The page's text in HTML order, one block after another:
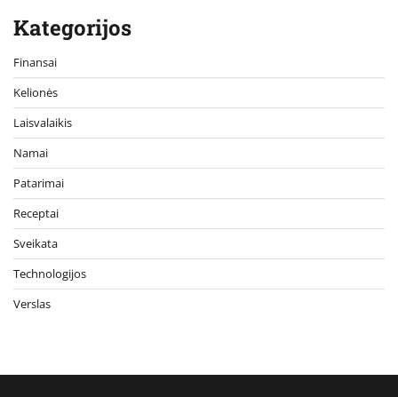
Kategorijos
Finansai
Kelionės
Laisvalaikis
Namai
Patarimai
Receptai
Sveikata
Technologijos
Verslas